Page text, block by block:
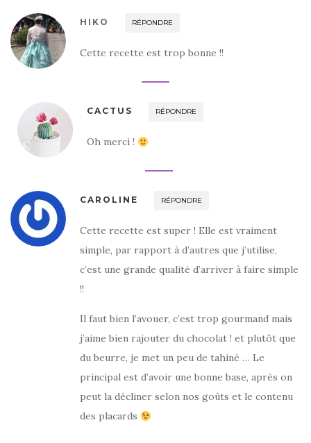
HIKO RÉPONDRE
Cette recette est trop bonne !!
CACTUS RÉPONDRE
Oh merci !
CAROLINE RÉPONDRE
Cette recette est super ! Elle est vraiment
simple, par rapport à d’autres que j’utilise,
c’est une grande qualité d’arriver à faire simple
!!
Il faut bien l’avouer, c’est trop gourmand mais
j’aime bien rajouter du chocolat ! et plutôt que
du beurre, je met un peu de tahiné … Le
principal est d’avoir une bonne base, après on
peut la décliner selon nos goûts et le contenu
des placards